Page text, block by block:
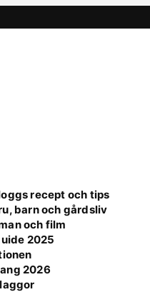
recept och tips
barn och gårdsliv
och film
2025
2026